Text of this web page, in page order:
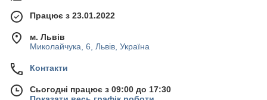
Працює з 23.01.2022
м. Львів
Миколайчука, 6, Львів, Україна
Контакти
Сьогодні працює з 09:00 до 17:30